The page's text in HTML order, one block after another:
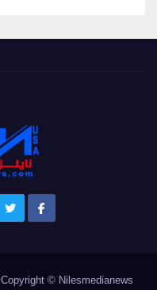
Copyright © Nilesmedianews